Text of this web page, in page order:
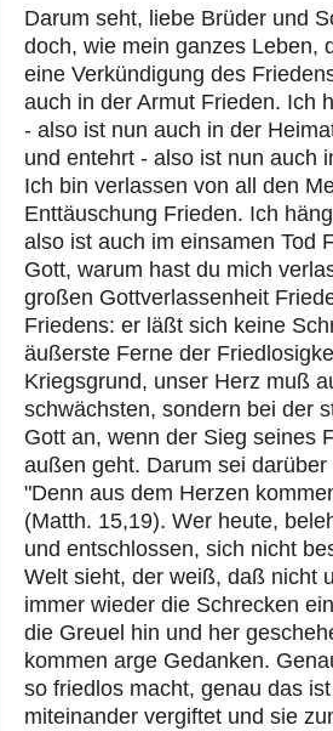
Darum seht, liebe Brüder und
doch, wie mein ganzes Leben,
eine Verkündigung des
auch in der Armut Frieden. Ich
- also ist nun auch in der
und entehrt - also ist nun auch
Ich bin verlassen von all den
Enttäuschung Frieden. Ich
also ist auch im einsamen Tod
Gott, warum hast du mich
großen Gottverlassenheit
Friedens: er läßt sich keine
äußerste Ferne der
Kriegsgrund, unser Herz muß
schwächsten, sondern bei der
Gott an, wenn der Sieg seines
außen geht. Darum sei
"Denn aus dem Herzen
(Matth. 15,19). Wer heute,
und entschlossen, sich nicht
Welt sieht, der weiß, daß nicht
immer wieder die Schrecken
die Greuel hin und her
kommen arge Gedanken.
so friedlos macht, genau das
miteinander vergiftet und sie